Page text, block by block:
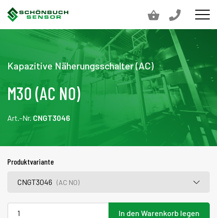
Kapazitive Näherungsschalter (AC)
M30 (AC NO)
Art.-Nr. CNGT3046
Produktvariante
CNGT3046(AC NO)
In den Warenkorb legen